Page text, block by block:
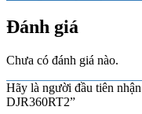
Đánh giá
Chưa có đánh giá nào.
Hãy là người đầu tiên
DJR360RT2”